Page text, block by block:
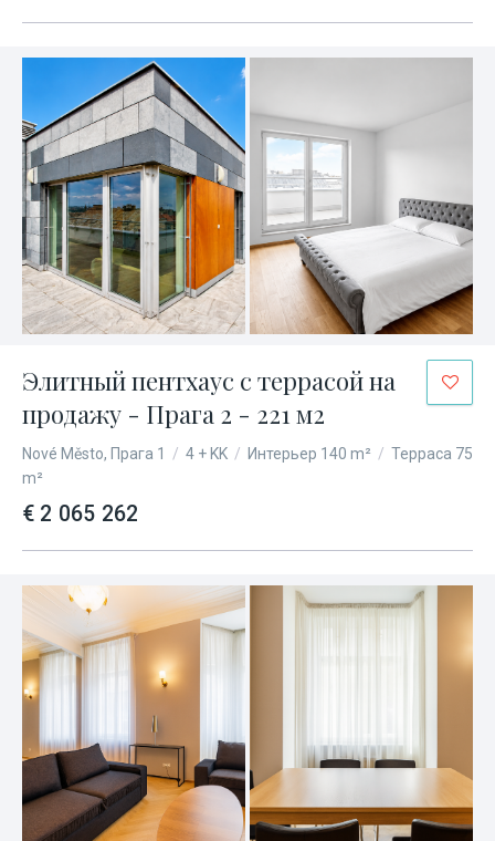
Элитный пентхаус с террасой на
продажу - Прага 2 - 221 м2
Nové Město, Прага 1 / 4 + KK / Интерьер 140 m² / Терраса 75
m²
€ 2 065 262